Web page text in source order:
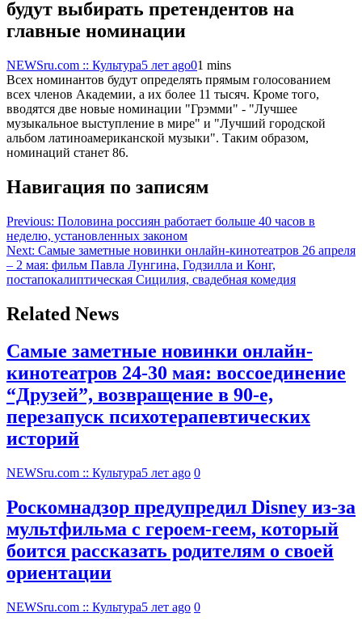
будут выбирать претендентов на
главные номинации
NEWSru.com :: Культура5 лет ago01 mins
Всех номинантов будут определять прямым голосованием
всех членов Академии, а их более 11 тысяч. Кроме того,
вводятся две новые номинации "Грэмми" - "Лучшее
музыкальное выступление в мире" и "Лучший городской
альбом латиноамериканской музыки". Таким образом,
номинаций станет 86.
Навигация по записям
Previous: Половина россиян работает больше 40 часов в
неделю, установленных законом
Next: Самые заметные новинки онлайн-кинотеатров 26 апреля
– 2 мая: фильм Павла Лунгина, Годзилла и Конг,
постапокалиптическая Сицилия, свадебная комедия
Related News
Самые заметные новинки онлайн-
кинотеатров 24-30 мая: воссоединение
“Друзей”, возвращение в 90-е,
перезапуск психотерапевтических
историй
NEWSru.com :: Культура5 лет ago 0
Роскомнадзор предупредил Disney из-за
мультфильма c героем-геем, который
боится рассказать родителям о своей
ориентации
NEWSru.com :: Культура5 лет ago 0